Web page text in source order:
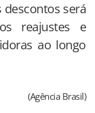
descontos será
reajustes e
ao longo
(Agência Brasil)